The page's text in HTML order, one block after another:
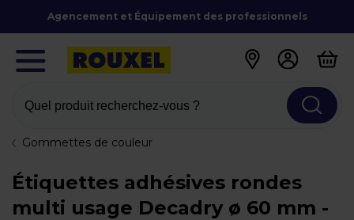
Agencement et Équipement des professionnels
Quel produit recherchez-vous ?
Gommettes de couleur
Étiquettes adhésives rondes
multi usage Decadry ø 60 mm -